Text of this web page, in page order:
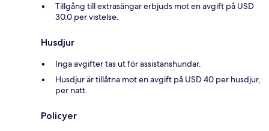
Tillgång till extrasängar erbjuds mot en avgift på USD
30.0 per vistelse.
Husdjur
Inga avgifter tas ut för assistanshundar.
Husdjur är tillåtna mot en avgift på USD 40 per husdjur,
per natt.
Policyer